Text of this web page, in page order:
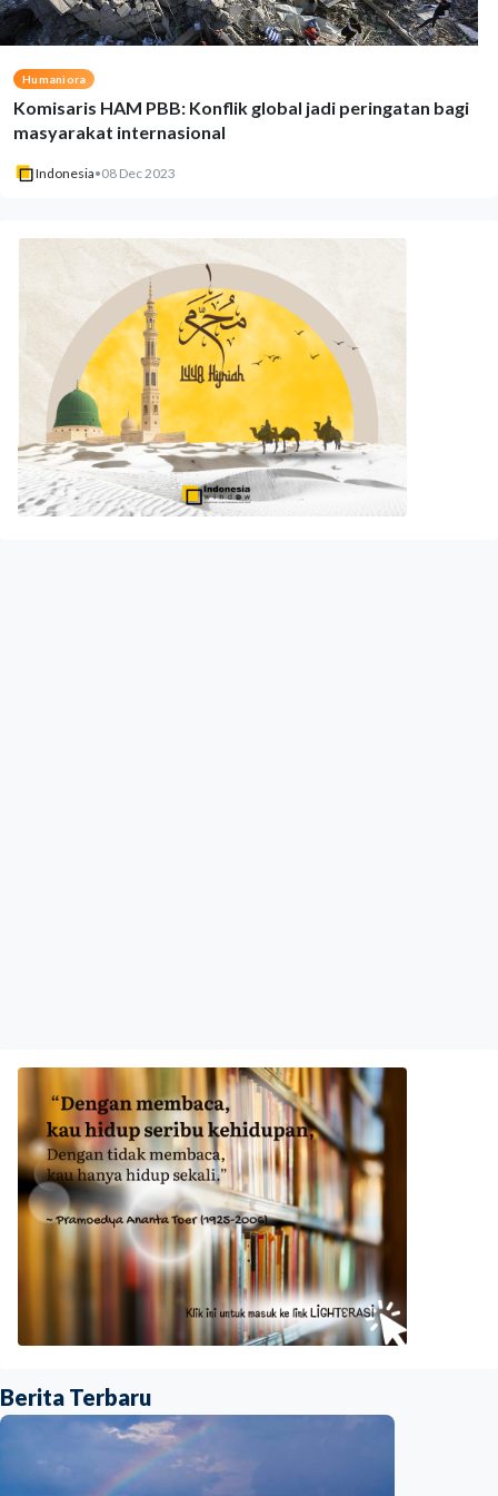
Humaniora
Komisaris HAM PBB: Konflik global jadi peringatan bagi
masyarakat internasional
Indonesia•08 Dec 2023
Berita Terbaru